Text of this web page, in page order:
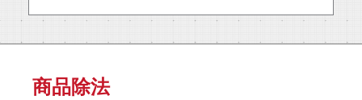
商品除法